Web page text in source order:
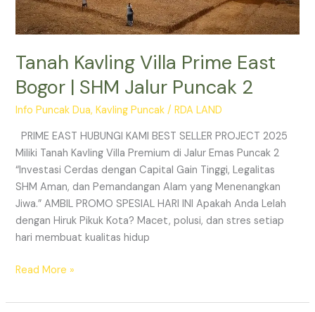
Tanah Kavling Villa Prime East
Bogor | SHM Jalur Puncak 2
Info Puncak Dua,Kavling Puncak /RDA LAND
PRIME EAST HUBUNGI KAMI BEST SELLER PROJECT 2025
Miliki Tanah Kavling Villa Premium di Jalur Emas Puncak 2
“Investasi Cerdas dengan Capital Gain Tinggi, Legalitas
SHM Aman, dan Pemandangan Alam yang Menenangkan
Jiwa.” AMBIL PROMO SPESIAL HARI INI Apakah Anda Lelah
dengan Hiruk Pikuk Kota? Macet, polusi, dan stres setiap
hari membuat kualitas hidup
Read More »